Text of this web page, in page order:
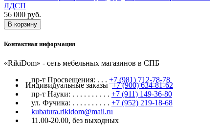
ЛДСП
56 000 руб.
В корзину
Контактная информация
«RikiDom» - сеть мебельных магазинов в СПБ
пр-т Просвещения: . . . +7 (981) 712-78-78
Индивидуальные заказы+7 (900) 634-81-62
пр-т Науки: . . . . . . . . . . +7 (911) 149-36-80
ул. Фучика: . . . . . . . . . . +7 (952) 219-18-68
kubatura.rikidom@mail.ru
11.00-20.00, без выходных